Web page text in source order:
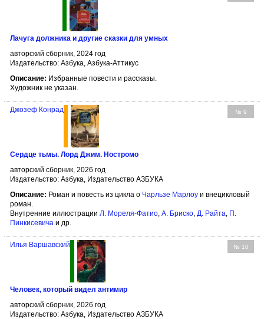
Лачуга должника и другие сказки для умных
авторский сборник, 2024 год
Издательство: Азбука, Азбука-Аттикус
Описание: Избранные повести и рассказы.
Художник не указан.
№ 9
Джозеф Конрад
Сердце тьмы. Лорд Джим. Ностромо
авторский сборник, 2026 год
Издательство: Азбука, Издательство АЗБУКА
Описание: Роман и повесть из цикла о Чарльзе Марлоу и внецикловый
роман.
Внутренние иллюстрации Л. Мореля-Фатио, А. Бриско, Д. Райта, П.
Пинкисевича и др.
№ 10
Илья Варшавский
Человек, который видел антимир
авторский сборник, 2026 год
Издательство: Азбука, Издательство АЗБУКА